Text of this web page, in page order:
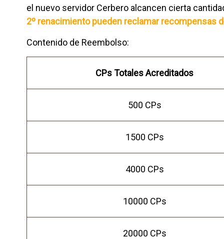
el nuevo servidor Cerbero alcancen cierta
2º renacimiento pueden reclamar recompensas
Contenido de Reembolso:
CPs Totales Acreditados
500 CPs
1500 CPs
4000 CPs
10000 CPs
20000 CPs